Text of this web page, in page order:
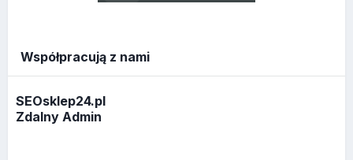
Współpracują z nami
SEOsklep24.pl
Zdalny Admin